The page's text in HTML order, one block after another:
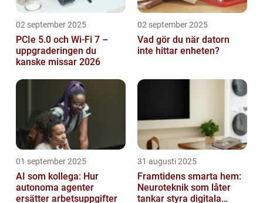
02 september 2025
PCIe 5.0 och Wi-Fi 7 –
uppgraderingen du
kanske missar 2026
02 september 2025
Vad gör du när datorn
inte hittar enheten?
01 september 2025
AI som kollega: Hur
autonoma agenter
ersätter arbetsuppgifter
31 augusti 2025
Framtidens smarta hem:
Neuroteknik som låter
tankar styra digitala